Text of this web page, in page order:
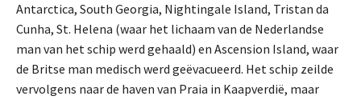
Antarctica, South Georgia, Nightingale Island, Tristan da
Cunha, St. Helena (waar het lichaam van de Nederlandse
man van het schip werd gehaald) en Ascension Island, waar
de Britse man medisch werd geëvacueerd. Het schip zeilde
vervolgens naar de haven van Praia in Kaapverdië, maar